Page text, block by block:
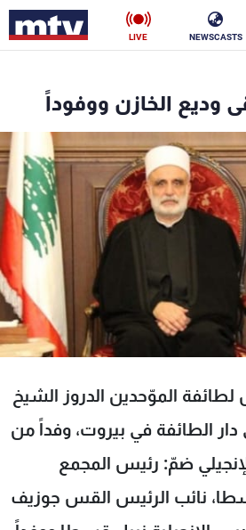
NEWSCASTS
LIVE
وديع الخازن ووفوداً
الموّحدين الدروز الشيخ
الطائفة في بيروت، وفداً من
ضمّ: رئيس المجمع
نائب الرئيس القس جوزيف
ناس
فن
وظائف